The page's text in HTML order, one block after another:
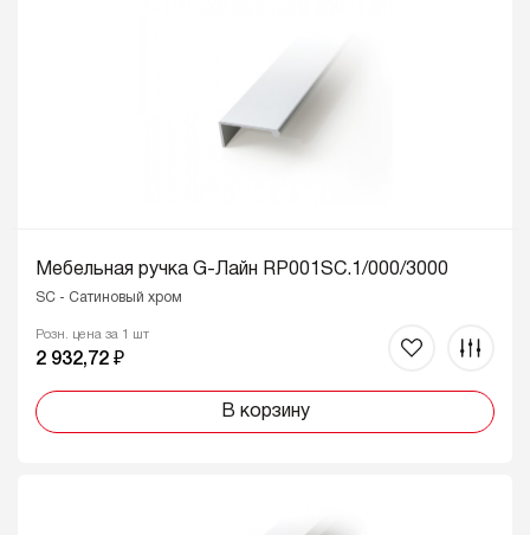
Мебельная ручка G-Лайн RP001SC.1/000/3000
SC - Сатиновый хром
Розн. цена за 1 шт
2 932,72 ₽
В корзину